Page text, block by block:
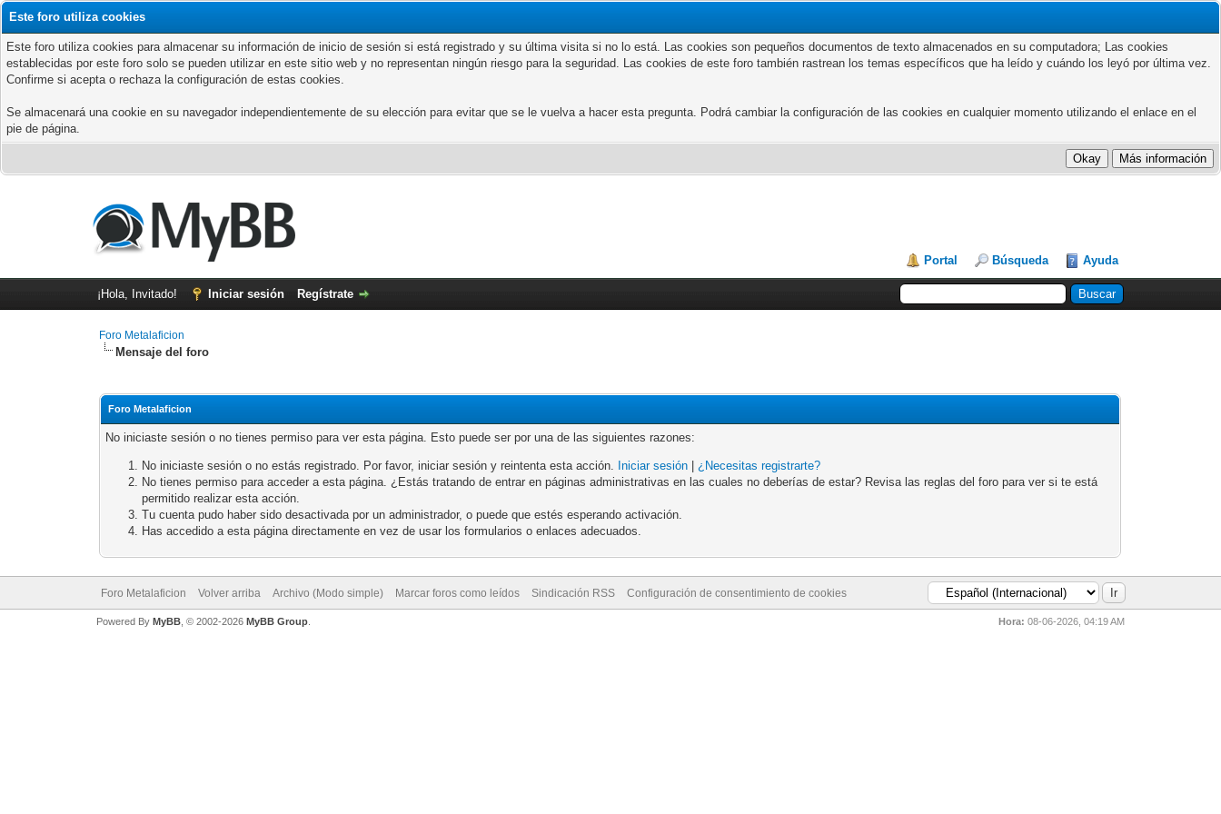
Este foro utiliza cookies
Este foro utiliza cookies para almacenar su información de inicio de sesión si está registrado y su última visita si no lo está. Las cookies son pequeños documentos de texto almacenados en su computadora; Las cookies
establecidas por este foro solo se pueden utilizar en este sitio web y no representan ningún riesgo para la seguridad. Las cookies de este foro también rastrean los temas específicos que ha leído y cuándo los leyó por última vez.
Confirme si acepta o rechaza la configuración de estas cookies.
Se almacenará una cookie en su navegador independientemente de su elección para evitar que se le vuelva a hacer esta pregunta. Podrá cambiar la configuración de las cookies en cualquier momento utilizando el enlace en el
pie de página.
Portal Búsqueda Ayuda
¡Hola, Invitado! Iniciar sesión Regístrate
Foro Metalaficion
Mensaje del foro
Foro Metalaficion
No iniciaste sesión o no tienes permiso para ver esta página. Esto puede ser por una de las siguientes razones:
No iniciaste sesión o no estás registrado. Por favor, iniciar sesión y reintenta esta acción. Iniciar sesión |¿Necesitas registrarte?
No tienes permiso para acceder a esta página. ¿Estás tratando de entrar en páginas administrativas en las cuales no deberías de estar? Revisa las reglas del foro para ver si te está
permitido realizar esta acción.
Tu cuenta pudo haber sido desactivada por un administrador, o puede que estés esperando activación.
Has accedido a esta página directamente en vez de usar los formularios o enlaces adecuados.
Foro Metalaficion Volver arriba Archivo (Modo simple) Marcar foros como leídos Sindicación RSS Configuración de consentimiento de cookies
Hora: 08-06-2026, 04:19 AM
Powered By MyBB, © 2002-2026 MyBB Group.